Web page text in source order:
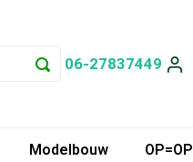
06-27837449
Modelbouw
OP=OP